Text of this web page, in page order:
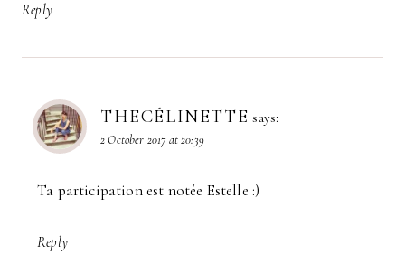
Reply
THECÉLINETTE says:
2 October 2017 at 20:39
Ta participation est notée Estelle :)
Reply